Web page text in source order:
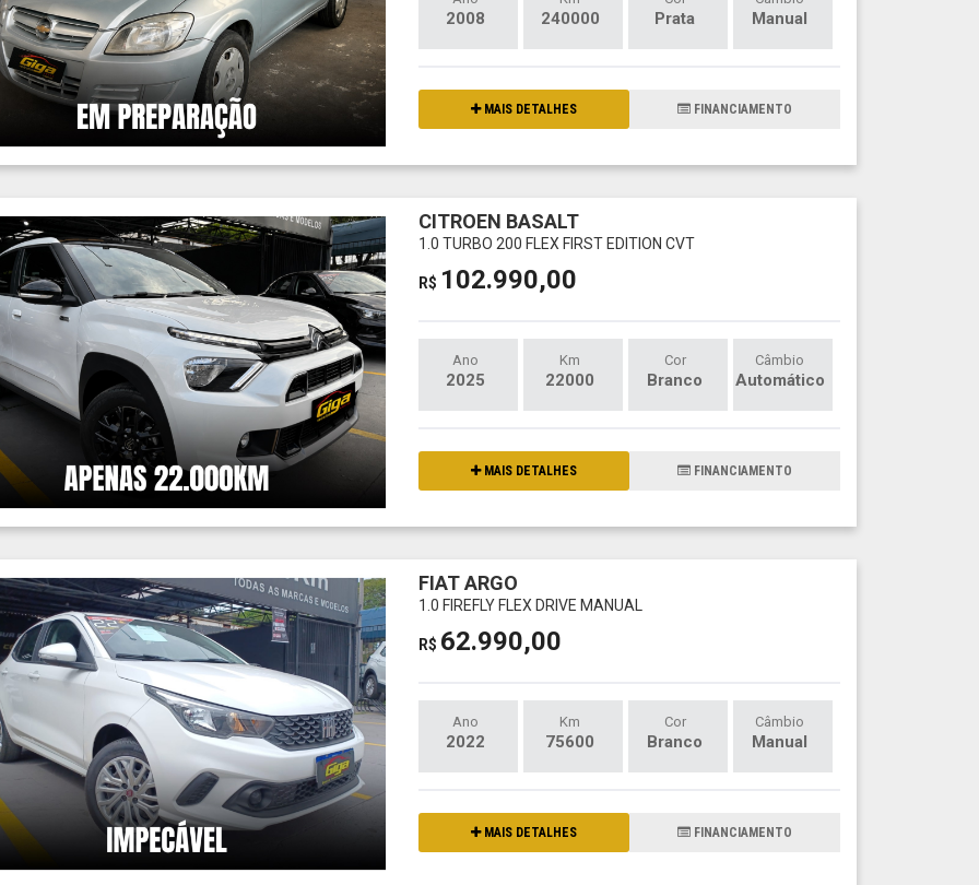
2008 240000 Prata Manual
MAIS DETALHES FINANCIAMENTO
CITROEN BASALT
1.0 TURBO 200 FLEX FIRST EDITION CVT
R$ 102.990,00
Ano
2025
Km
22000
Cor
Branco
Câmbio
Automático
MAIS DETALHES FINANCIAMENTO
FIAT ARGO
1.0 FIREFLY FLEX DRIVE MANUAL
R$ 62.990,00
Ano
2022
Km
75600
Cor
Branco
Câmbio
Manual
MAIS DETALHES FINANCIAMENTO